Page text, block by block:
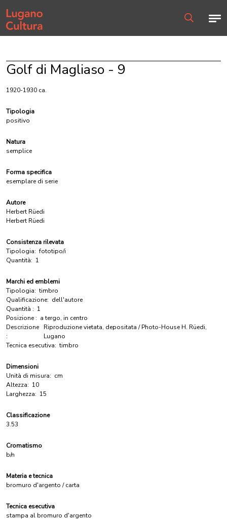
Home page
Golf di Magliaso - 9
1920-1930 ca.
Tipologia
positivo
Natura
semplice
Forma specifica
esemplare di serie
Autore
Herbert Rüedi
Herbert Rüedi
Consistenza rilevata
Tipologia: fototipo/i
Quantità: 1
Marchi ed emblemi
Tipologia: timbro
Qualificazione: dell'autore
Quantità : 1
Posizione : a tergo, in centro
Descrizione
:
Riproduzione vietata, depositata / Photo-House H. Rüedi,
Lugano
Tecnica esecutiva: timbro
Dimensioni
Unità di misura: cm
Altezza: 10
Larghezza: 15
Classificazione
3.53
Cromatismo
b/n
Materia e tecnica
bromuro d'argento / carta
Tecnica esecutiva
stampa al bromuro d'argento